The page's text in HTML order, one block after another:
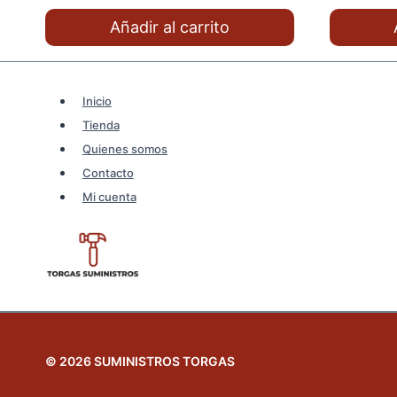
era:
es:
Añadir al carrito
Inicio
Tienda
Quienes somos
Contacto
Mi cuenta
© 2026 SUMINISTROS TORGAS